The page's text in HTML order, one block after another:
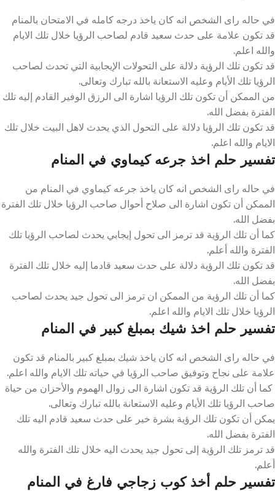
في حاله راى الشخص انه كان ياخذ درجه كامله في الامتحان بالمنام
قد تكون علامة على حدث سعيد قادم لصاحب الرؤيا خلال تلك الايام
والله اعلم.
قد تكون تلك الرؤية دلالة على التحولات الإيجابية التي تحدث لصاحب
الرؤيا تلك الأيام وعليه الاستعانة بالله تبارك وتعالى.
من الممكن أن تكون تلك الرؤيا اشارة الى الرزق الوفير القادم إليه تلك
الفترة بفضل الله.
قد تكون تلك الرؤيا دلالة على التحول الذي يحدث لاهل البيت خلال تلك
الايام والله اعلم.
تفسير حلم اخذ جرعه كيماوي في المنام
في حاله راى الشخص انه كان ياخذ جرعه كيماوي في المنام من
الممكن أن تكون اشارة الى صلاح أحوال صاحب الرؤيا خلال تلك الفترة
بفضل الله.
كما أن تلك الرؤية قد ترمز الى تحول إيجابي يحدث لصاحب الرؤيا تلك
الفترة والله أعلم.
قد تكون تلك الرؤية دلالة على حدث سعيد قادما إليه خلال تلك الفترة
بفضل الله.
كما أن تلك الرؤية من الممكن ان ترمز الى تحول جيد يحدث لصاحب
الرؤيا خلال تلك الايام والله اعلم.
تفسير حلم اخذ شيك بمبلغ كبير في المنام
في حاله راى الشخص انه كان ياخذ شيك بمبلغ كبير بالمنام قد تكون
علامة على نجاح وتوفيق صاحب الرؤيا في حياته تلك الايام والله اعلم.
كما أن تلك الرؤية قد تكون اشارة الى زوال الهموم والأحزان من حياة
صاحب الرؤيا تلك الأيام وعليه الاستعانة بالله تبارك وتعالى.
يمكن أن تكون تلك الرؤية بشرة خير على حدث سعيد قادم اليه تلك
الفترة بفضل الله.
قد ترمز تلك الرؤية إلى تحول جيد يحدث اليه خلال تلك الفترة والله
أعلم.
تفسير حلم أخذ كوب زجاجي فارغ في المنام